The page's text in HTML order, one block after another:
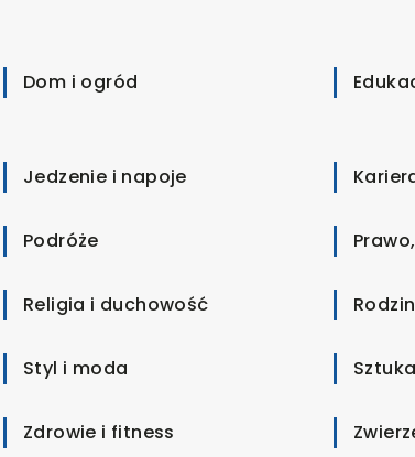
Dom i ogród
Jedzenie i napoje
Podróże
Religia i duchowość
Styl i moda
Zdrowie i fitness